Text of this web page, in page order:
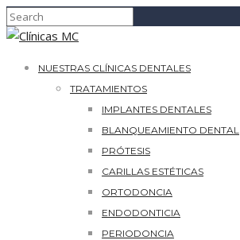
NUESTRAS CLÍNICAS DENTALES
TRATAMIENTOS
IMPLANTES DENTALES
BLANQUEAMIENTO DENTAL
PRÓTESIS
CARILLAS ESTÉTICAS
ORTODONCIA
ENDODONTICIA
PERIODONCIA